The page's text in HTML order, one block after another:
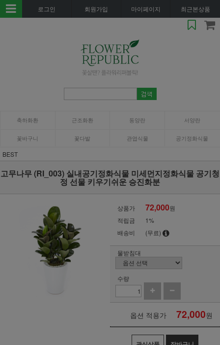
로그인 회원가입 마이페이지 최근본상품
축하화환 근조화환 동양란 서양란
꽃바구니 꽃다발 관엽식물 공기정화식물
BEST
고무나무 (RI_003) 실내공기정화식물 미세먼지정화식물 공기청
정 선물 키우기쉬운 승진화분
상품가 72,000원
적립금
1%
배송비
(무료)
물받침대
수량
옵션 적용가 72,000원